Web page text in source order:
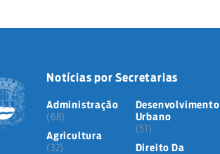
Notícias por Secretarias
Administração
(68)
Agricultura
(32)
Desenvolvimento
Urbano
(51)
Direito Da